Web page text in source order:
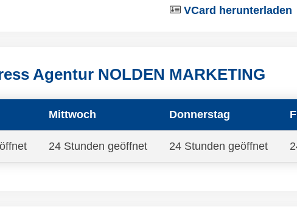
VCard herunterladen
Agentur NOLDEN MARKETING
Mittwoch Donnerstag
24 Stunden geöffnet 24 Stunden geöffnet